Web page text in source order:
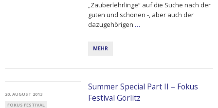
„Zauberlehrlinge“ auf die Suche nach der
guten und schönen -, aber auch der
dazugehörigen …
MEHR
20. AUGUST 2013
FOKUS FESTIVAL
Summer Special Part II – Fokus
Festival Görlitz